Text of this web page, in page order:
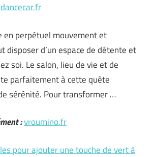
en perpétuel mouvement et
disposer d’un espace de détente et
soi. Le salon, lieu de vie et de
parfaitement à cette quête
sérénité. Pour transformer …
:vroumino.fr
pour ajouter une touche de vert à